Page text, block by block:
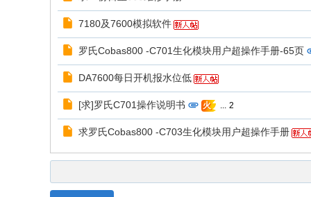
7180及7600模拟软件
罗氏Cobas800 -C701生化模块用户超操作手册-65页
DA7600每日开机报水位低
[求]罗氏C701操作说明书 火 ... 2
求罗氏Cobas800 -C703生化模块用户超操作手册